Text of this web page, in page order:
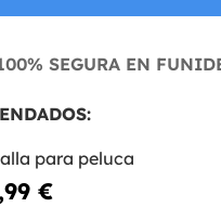
SEGURA EN
para peluca
€